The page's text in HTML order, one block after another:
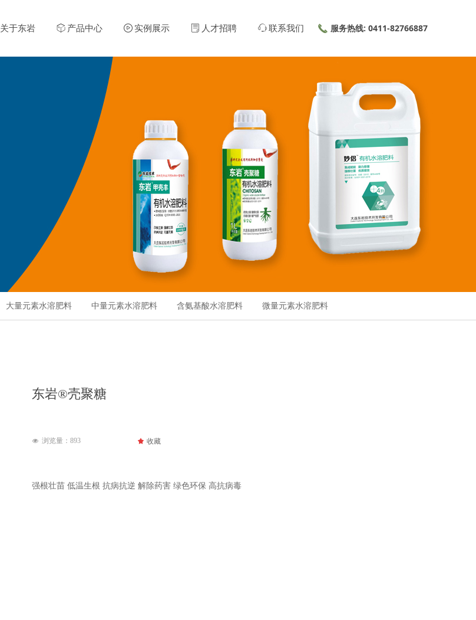
关于东岩 ꁦ 产品中心 ꄤ 实例展示 ꂓ 人才招聘 ꁱ 联系我们 服务热线: 0411-82766887
끅
东岩®壳聚糖
大量元素水溶肥料 中量元素水溶肥料 含氨基酸水溶肥料 微量元素水溶肥料
넶 浏览量： 893 끄 收藏
强根壮苗 低温生根 抗病抗逆 解除药害 绿色环保 高抗病毒